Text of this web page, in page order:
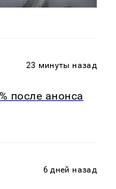
23 минуты назад
после анонса
6 дней назад